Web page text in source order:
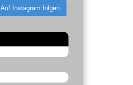
Auf Instagram folgen